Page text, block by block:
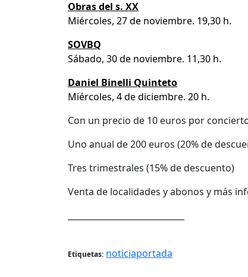
Obras del s. XX
Miércoles, 27 de noviembre. 19,30 h.
SOVBQ
Sábado, 30 de noviembre. 11,30 h.
Daniel Binelli Quinteto
Miércoles, 4 de diciembre. 20 h.
Con un precio de 10 euros por
Uno anual de 200 euros (20% de
Tres trimestrales (15% de descuento)
Venta de localidades y abonos y más
Etiquetas: noticiaportada